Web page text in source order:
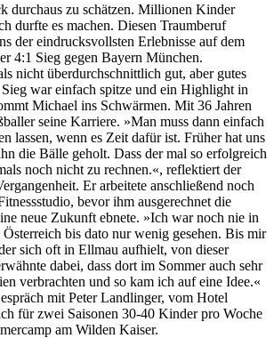
durchaus zu schätzen. Millionen Kinder
durfte es machen. Diesen Traumberuf
der eindrucksvollsten Erlebnisse auf dem
4:1 Sieg gegen Bayern München.
nicht überdurchschnittlich gut, aber gutes
war einfach spitze und ein Highlight in
Michael ins Schwärmen. Mit 36 Jahren
seine Karriere. »Man muss dann einfach
lassen, wenn es Zeit dafür ist. Früher hat uns
die Bälle geholt. Dass der mal so erfolgreich
noch nicht zu rechnen.«, reflektiert der
Er arbeitete anschließend noch
bevor ihm ausgerechnet die
neue Zukunft ebnete. »Ich war noch nie in
bis dato nur wenig gesehen. Bis mir
sich oft in Ellmau aufhielt, von dieser
dabei, dass dort im Sommer auch sehr
verbrachten und so kam ich auf eine Idee.«
mit Peter Landlinger, vom Hotel
für zwei Saisonen 30-40 Kinder pro Woche
am Wilden Kaiser.